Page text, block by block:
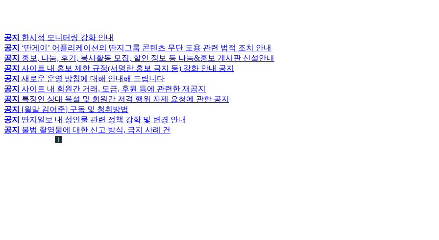
공지 한시적 모니터링 강화 안내
공지 ‘딴게이’ 어플리케이션의 딴지그룹 콘텐츠 무단 도용 관련 법적 조치 안내
공지 홍보, 나눔, 후기, 봉사활동 모집, 할인 정보 등 나눔&홍보 게시판 신설안내
공지 사이트 내 홍보 제한 규정(서명란 홍보 금지 등) 강화 안내 공지
공지 새로운 운영 방침에 대해 안내해 드립니다
공지 사이트 내 회원간 거래, 모금, 후원 등에 관련한 재공지
공지 특정인 상대 욕설 및 회원간 저격 행위 자제 요청에 관한 공지
공지 [월말 김어준] 구독 및 청취방법
공지 딴지일보 내 성인물 관련 정책 강화 및 변경 안내
공지 불법 촬영물에 대한 신고 방식, 금지 사례 건